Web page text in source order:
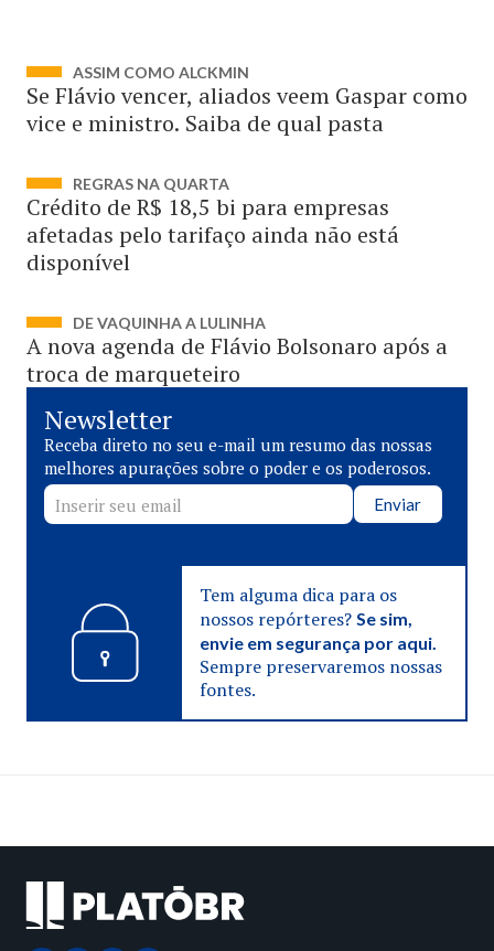
ASSIM COMO ALCKMIN
Se Flávio vencer, aliados veem Gaspar como
vice e ministro. Saiba de qual pasta
REGRAS NA QUARTA
Crédito de R$ 18,5 bi para empresas
afetadas pelo tarifaço ainda não está
disponível
DE VAQUINHA A LULINHA
A nova agenda de Flávio Bolsonaro após a
troca de marqueteiro
Newsletter
Receba direto no seu e-mail um resumo das nossas
melhores apurações sobre o poder e os poderosos.
Enviar
Tem alguma dica para os
nossos repórteres? Se sim,
envie em segurança por aqui.
Sempre preservaremos nossas
fontes.